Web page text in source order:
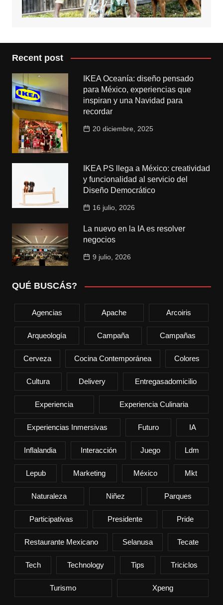
Recent post
IKEA Oceanía: diseño pensado
para México, experiencias que
inspiran y una Navidad para
recordar
20 diciembre, 2025
IKEA PS llega a México: creatividad
y funcionalidad al servicio del
Diseño Democrático
16 julio, 2026
La nuevo en la IA es resolver
negocios
9 julio, 2026
QUÉ BUSCÁS?
Agencias Apache Arcoiris
Arqueología Campaña Campañas
Cerveza Cocina Contemporánea Colores
Cultura Delivery Entregasadomicilio
Experiencia Experiencia Culinaria
Experiencias Inmersivas Futuro IA
Inflalandia Interacción Juego Ldm
Lepub Marketing México Mkt
Naturaleza Niñez Parques
Participativas Presidente Pride
Restaurante Mexicano Selanusa Tecate
Tech Technology Tips Triciclos
Turismo Xpeng